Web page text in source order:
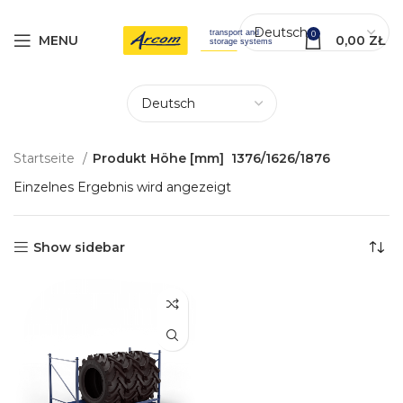
MENU 0 0,00 ZŁ
Startseite Produkt Höhe [mm] 1376/1626/1876
Einzelnes Ergebnis wird angezeigt
Show sidebar